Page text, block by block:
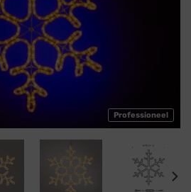
Professioneel